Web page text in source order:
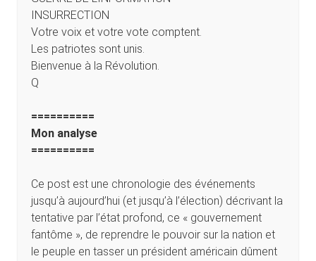
INSURRECTION
Votre voix et votre vote comptent.
Les patriotes sont unis.
Bienvenue à la Révolution.
Q
==========
Mon analyse
==========
Ce post est une chronologie des événements
jusqu’à aujourd’hui (et jusqu’à l’élection) décrivant la
tentative par l’état profond, ce « gouvernement
fantôme », de reprendre le pouvoir sur la nation et
le peuple en tasser un président américain dûment